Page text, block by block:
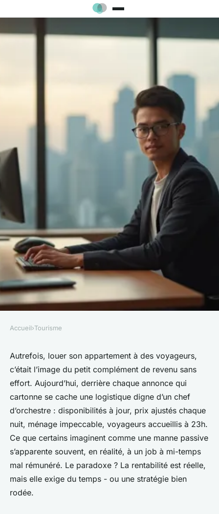
Optimiser la gestion locative
courte durée pour plus de
rentabilité
Éléanore•31/05/2026 13:32•12 min de lecture
Accueil›Tourisme
Autrefois, louer son appartement à des voyageurs,
c’était l’image du petit complément de revenu sans
effort. Aujourd’hui, derrière chaque annonce qui
cartonne se cache une logistique digne d’un chef
d’orchestre : disponibilités à jour, prix ajustés chaque
nuit, ménage impeccable, voyageurs accueillis à 23h.
Ce que certains imaginent comme une manne passive
s’apparente souvent, en réalité, à un job à mi-temps
mal rémunéré. Le paradoxe ? La rentabilité est réelle,
mais elle exige du temps - ou une stratégie bien
rodée.